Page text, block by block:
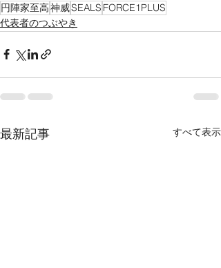
円陣家至高神威SEALS FORCE1PLUS
代表者のつぶやき
最新記事 すべて表示